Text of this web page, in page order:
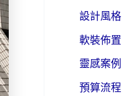
設計風格
軟裝佈置
靈感案例
預算流程